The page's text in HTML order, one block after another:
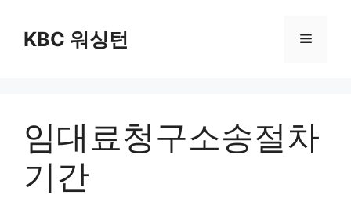
KBC 워싱턴 메
임대료청구소송절차
기간